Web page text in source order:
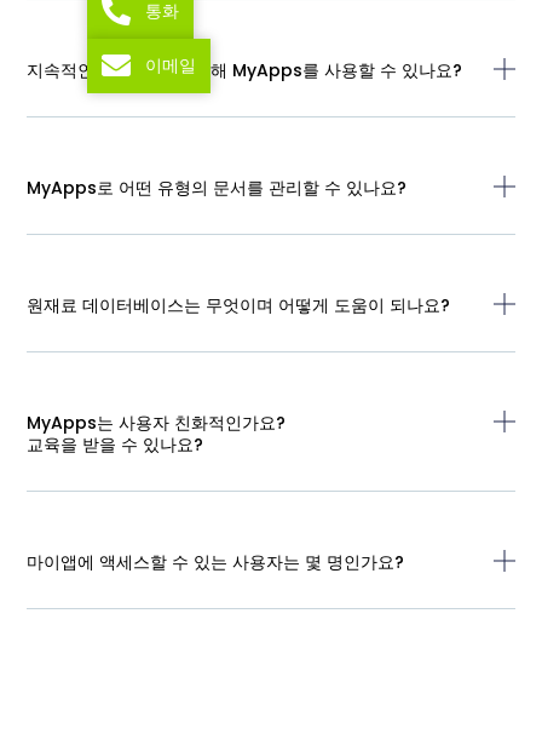
지속적인 문서 관리를 위해 MyApps를 사용할 수 있나요?
MyApps로 어떤 유형의 문서를 관리할 수 있나요?
원재료 데이터베이스는 무엇이며 어떻게 도움이 되나요?
MyApps는 사용자 친화적인가요?
교육을 받을 수 있나요?
마이앱에 액세스할 수 있는 사용자는 몇 명인가요?
통화
이메일